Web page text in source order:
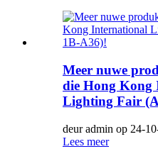
Meer nuwe
die Hong Kong
Lighting Fair
deur admin op 24-
Lees meer